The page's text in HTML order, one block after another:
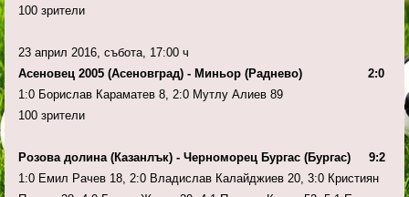
100 зрители
23 април 2016, събота, 17:00 ч
Асеновец 2005 (Асеновград) - Миньор (Раднево) 2:0
1:0 Борислав Караматев 8, 2:0 Мутлу Алиев 89
100 зрители
Розова долина (Казанлък) - Черноморец Бургас (Бургас) 9:2
1:0 Емил Рачев 18, 2:0 Владислав Калайджиев 20, 3:0 Кристиян